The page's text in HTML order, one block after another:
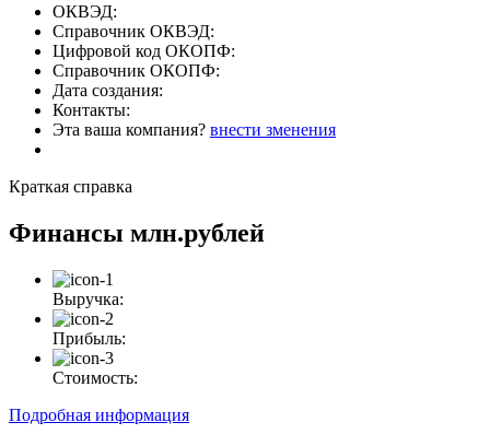
ОКВЭД:
Справочник ОКВЭД:
Цифровой код ОКОПФ:
Справочник ОКОПФ:
Дата создания:
Контакты:
Эта ваша компания? внести зменения
Краткая справка
Финансы млн.рублей
Выручка:
Прибыль:
Стоимость:
Подробная информация